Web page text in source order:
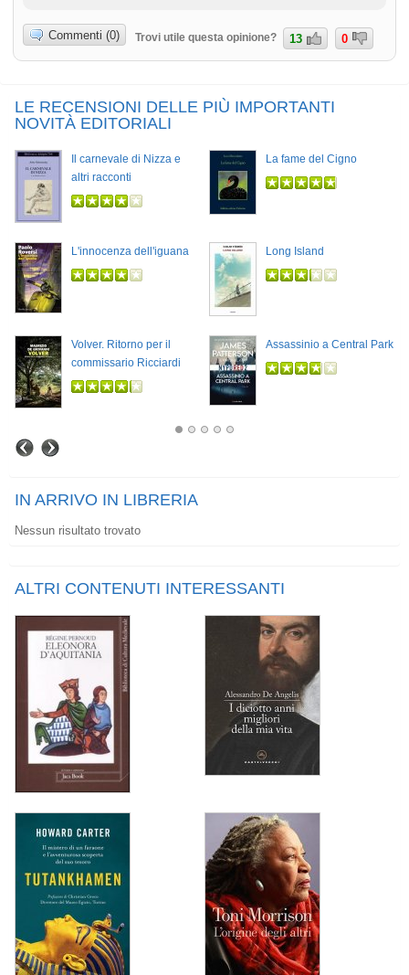
Commenti (0) Trovi utile questa opinione? 13 0
LE RECENSIONI DELLE PIÙ IMPORTANTI
NOVITÀ EDITORIALI
Il carnevale di Nizza e
altri racconti
La fame del Cigno
L'innocenza dell'iguana Long Island
Volver. Ritorno per il
commissario Ricciardi
Assassinio a Central Park
IN ARRIVO IN LIBRERIA
Nessun risultato trovato
ALTRI CONTENUTI INTERESSANTI